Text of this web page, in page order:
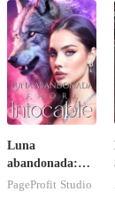
Luna
abandonada:
Ahora intocable
PageProfit Studio